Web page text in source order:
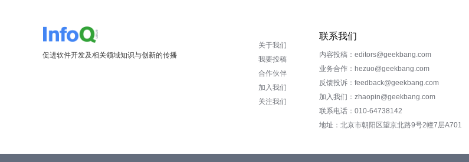
促进软件开发及相关领域知识与创新的传播
关于我们
我要投稿
合作伙伴
加入我们
关注我们
联系我们
内容投稿：editors@geekbang.com
业务合作：hezuo@geekbang.com
反馈投诉：feedback@geekbang.com
加入我们：zhaopin@geekbang.com
联系电话：010-64738142
地址：北京市朝阳区望京北路9号2幢7层A701